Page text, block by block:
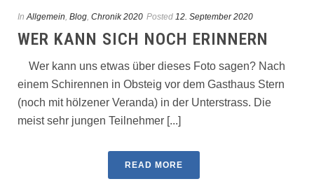
In Allgemein Blog Chronik 2020 Posted 12. September 2020
WER KANN SICH NOCH ERINNERN
Wer kann uns etwas über dieses Foto sagen? Nach
einem Schirennen in Obsteig vor dem Gasthaus Stern
(noch mit hölzener Veranda) in der Unterstrass. Die
meist sehr jungen Teilnehmer [...]
READ MORE